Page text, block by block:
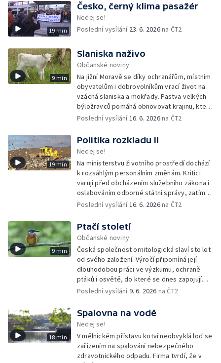
19 min
Česko, černý klima pasažér
Nedej se!
Poslední vysílání 23. 6. 2026na ČT2
9 min
Slaniska naživo
Občanské noviny
Na jižní Moravě se díky ochranářům, místním
obyvatelům i dobrovolníkům vrací život na
vzácná slaniska a mokřady. Pastva velkých
býložravců pomáhá obnovovat krajinu, která
po desetiletí zarůstala, a zároveň znovu
Poslední vysílání16. 6. 2026na ČT2
19 min
Politika rozkladu II
Nedej se!
Na ministerstvu životního prostředí dochází
k rozsáhlým personálním změnám. Kritici
varují před obcházením služebního zákona i
oslabováním odborné státní správy, zatímco
úředníkům přibývá práce na projektech,
ochranou přírody.
Poslední vysílání16. 6. 2026na ČT2
9 min
Ptačí století
Občanské noviny
Česká společnost ornitologická slaví sto let
od svého založení. Výročí připomíná její
dlouhodobou práci ve výzkumu, ochraně
ptáků i osvětě, do které se dnes zapojují
tisíce členů a dobrovolníků po celé
Poslední vysílání9. 6. 2026 na ČT2
18 min
Spalovna na vodě
Nedej se!
V mělnickém přístavu kotví neobvyklá loď se
zařízením na spalování nebezpečného
zdravotnického odpadu. Firma tvrdí, že v